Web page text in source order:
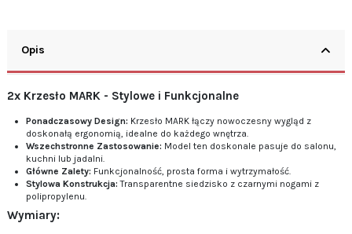
Opis
2x Krzesło MARK - Stylowe i Funkcjonalne
Ponadczasowy Design: Krzesło MARK łączy nowoczesny wygląd z
doskonałą ergonomią, idealne do każdego wnętrza.
Wszechstronne Zastosowanie: Model ten doskonale pasuje do salonu,
kuchni lub jadalni.
Główne Zalety: Funkcjonalność, prosta forma i wytrzymałość.
Stylowa Konstrukcja: Transparentne siedzisko z czarnymi nogami z
polipropylenu.
Wymiary: